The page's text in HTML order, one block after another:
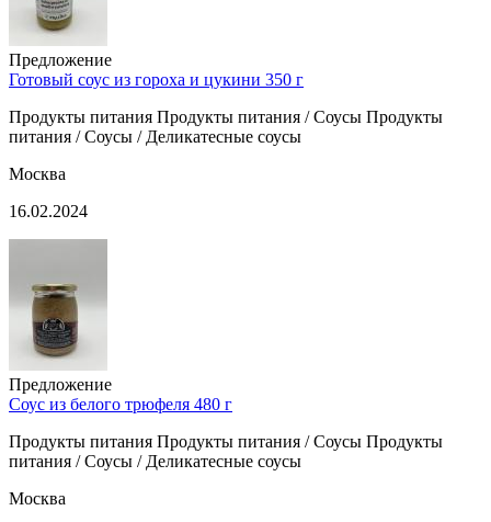
Предложение
Готовый соус из гороха и цукини 350 г
Продукты питания Продукты питания / Соусы Продукты
питания / Соусы / Деликатесные соусы
Москва
16.02.2024
Предложение
Соус из белого трюфеля 480 г
Продукты питания Продукты питания / Соусы Продукты
питания / Соусы / Деликатесные соусы
Москва